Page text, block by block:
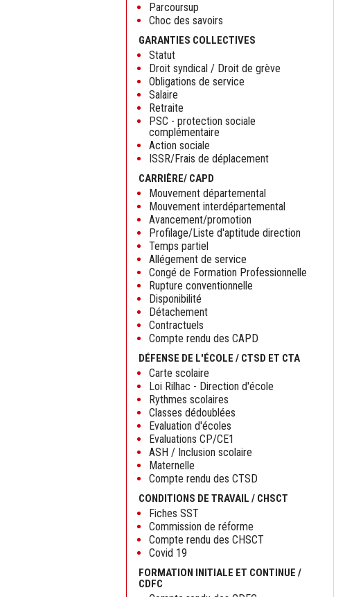
Parcoursup
Choc des savoirs
GARANTIES COLLECTIVES
Statut
Droit syndical / Droit de grève
Obligations de service
Salaire
Retraite
PSC - protection sociale
complémentaire
Action sociale
ISSR/Frais de déplacement
CARRIÈRE/ CAPD
Mouvement départemental
Mouvement interdépartemental
Avancement/promotion
Profilage/Liste d'aptitude direction
Temps partiel
Allégement de service
Congé de Formation Professionnelle
Rupture conventionnelle
Disponibilité
Détachement
Contractuels
Compte rendu des CAPD
DÉFENSE DE L'ÉCOLE / CTSD ET CTA
Carte scolaire
Loi Rilhac - Direction d'école
Rythmes scolaires
Classes dédoublées
Evaluation d'écoles
Evaluations CP/CE1
ASH / Inclusion scolaire
Maternelle
Compte rendu des CTSD
CONDITIONS DE TRAVAIL / CHSCT
Fiches SST
Commission de réforme
Compte rendu des CHSCT
Covid 19
FORMATION INITIALE ET CONTINUE /
CDFC